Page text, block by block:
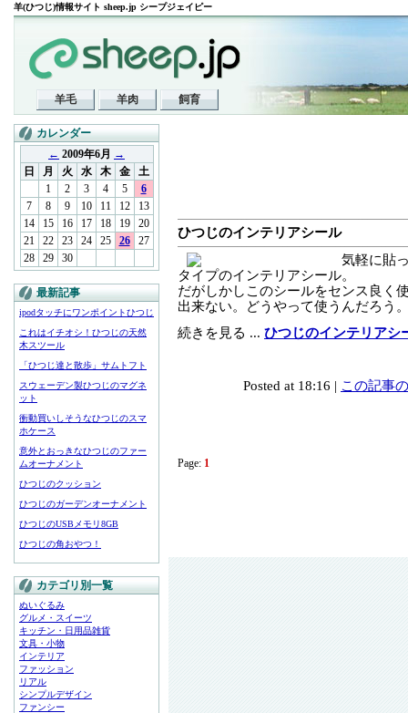
羊(ひつじ)情報サイト sheep.jp シープジェイピー
羊毛 羊肉 飼育
カレンダー
← 2009年6月 →
日
月 火 水 木 金
土
1
2 3 4 5
6
7
8 9 10 11 12
13
14
15 16 17 18 19
20
21
22 23 24 25 26
27
28
29 30
最新記事
ipodタッチにワンポイントひつじ
これはイチオシ！ひつじの天然
木スツール
「ひつじ達と散歩」サムトフト
スウェーデン製ひつじのマグネ
ット
衝動買いしそうなひつじのスマ
ホケース
意外とおっきなひつじのファー
ムオーナメント
ひつじのクッション
ひつじのガーデンオーナメント
ひつじのUSBメモリ8GB
ひつじの角おやつ！
カテゴリ別一覧
ぬいぐるみ
グルメ・スイーツ
キッチン・日用品雑貨
文具・小物
インテリア
ファッション
リアル
シンプルデザイン
ファンシー
ひつじのインテリアシール
気軽に貼
タイプのインテリアシール。
だがしかしこのシールをセンス良く
出来ない。どうやって使うんだろう
続きを見る ... ひつじのインテリアシ
Posted at 18:16 | この記事
Page: 1